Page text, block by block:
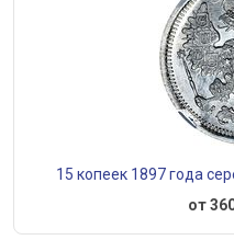
15 копеек 1897 года
от